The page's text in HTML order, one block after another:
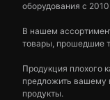
оборудования с
В нашем
товары, прошедшие
Продукция плохого
предложить вашему
продукты.